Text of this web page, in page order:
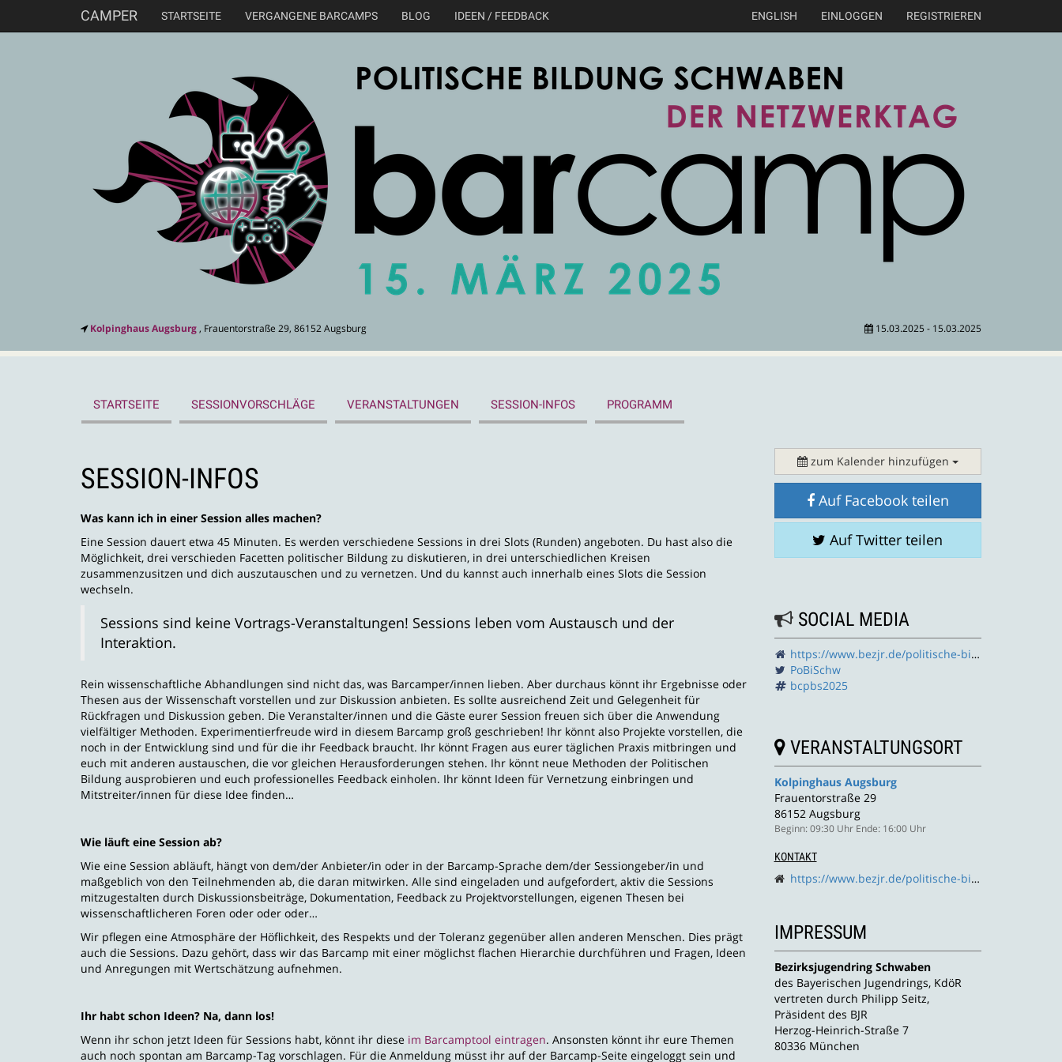
CAMPER STARTSEITE VERGANGENE BARCAMPS BLOG IDEEN / FEEDBACK ENGLISH EINLOGGEN REGISTRIEREN
Kolpinghaus Augsburg, Frauentorstraße 29, 86152 Augsburg 15.03.2025 - 15.03.2025
STARTSEITE SESSIONVORSCHLÄGE VERANSTALTUNGEN SESSION-INFOS PROGRAMM
SESSION-INFOS
Was kann ich in einer Session alles machen?
Eine Session dauert etwa 45 Minuten. Es werden verschiedene Sessions in drei Slots (Runden) angeboten. Du hast also die
Möglichkeit, drei verschieden Facetten politischer Bildung zu diskutieren, in drei unterschiedlichen Kreisen
zusammenzusitzen und dich auszutauschen und zu vernetzen. Und du kannst auch innerhalb eines Slots die Session
wechseln.
Sessions sind keine Vortrags-Veranstaltungen! Sessions leben vom Austausch und der
Interaktion.
Rein wissenschaftliche Abhandlungen sind nicht das, was Barcamper/innen lieben. Aber durchaus könnt ihr Ergebnisse oder
Thesen aus der Wissenschaft vorstellen und zur Diskussion anbieten. Es sollte ausreichend Zeit und Gelegenheit für
Rückfragen und Diskussion geben. Die Veranstalter/innen und die Gäste eurer Session freuen sich über die Anwendung
vielfältiger Methoden. Experimentierfreude wird in diesem Barcamp groß geschrieben! Ihr könnt also Projekte vorstellen, die
noch in der Entwicklung sind und für die ihr Feedback braucht. Ihr könnt Fragen aus eurer täglichen Praxis mitbringen und
euch mit anderen austauschen, die vor gleichen Herausforderungen stehen. Ihr könnt neue Methoden der Politischen
Bildung ausprobieren und euch professionelles Feedback einholen. Ihr könnt Ideen für Vernetzung einbringen und
Mitstreiter/innen für diese Idee finden…
Wie läuft eine Session ab?
Wie eine Session abläuft, hängt von dem/der Anbieter/in oder in der Barcamp-Sprache dem/der Sessiongeber/in und
maßgeblich von den Teilnehmenden ab, die daran mitwirken. Alle sind eingeladen und aufgefordert, aktiv die Sessions
mitzugestalten durch Diskussionsbeiträge, Dokumentation, Feedback zu Projektvorstellungen, eigenen Thesen bei
wissenschaftlicheren Foren oder oder oder…
Wir pflegen eine Atmosphäre der Höflichkeit, des Respekts und der Toleranz gegenüber allen anderen Menschen. Dies prägt
auch die Sessions. Dazu gehört, dass wir das Barcamp mit einer möglichst flachen Hierarchie durchführen und Fragen, Ideen
und Anregungen mit Wertschätzung aufnehmen.
Ihr habt schon Ideen? Na, dann los!
Wenn ihr schon jetzt Ideen für Sessions habt, könnt ihr diese im Barcamptool eintragen. Ansonsten könnt ihr eure Themen
auch noch spontan am Barcamp-Tag vorschlagen. Für die Anmeldung müsst ihr auf der Barcamp-Seite eingeloggt sein und
zum Kalender hinzufügen
Auf Facebook teilen
Auf Twitter teilen
SOCIAL MEDIA
https://www.bezjr.de/politische-bildung/
PoBiSchw
bcpbs2025
VERANSTALTUNGSORT
Kolpinghaus Augsburg
Frauentorstraße 29
86152 Augsburg
Beginn: 09:30 Uhr Ende: 16:00 Uhr
KONTAKT
https://www.bezjr.de/politische-bildung/
IMPRESSUM
Bezirksjugendring Schwaben
des Bayerischen Jugendrings, KdöR
vertreten durch Philipp Seitz,
Präsident des BJR
Herzog-Heinrich-Straße 7
80336 München